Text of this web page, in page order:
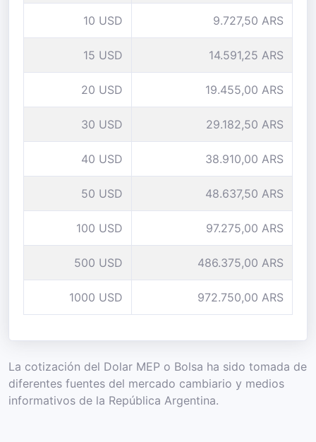
10 USD 9.727,50 ARS
15 USD 14.591,25 ARS
20 USD 19.455,00 ARS
30 USD 29.182,50 ARS
40 USD 38.910,00 ARS
50 USD 48.637,50 ARS
100 USD 97.275,00 ARS
500 USD 486.375,00 ARS
1000 USD 972.750,00 ARS
La cotización del Dolar MEP o Bolsa ha sido tomada de
diferentes fuentes del mercado cambiario y medios
informativos de la República Argentina.